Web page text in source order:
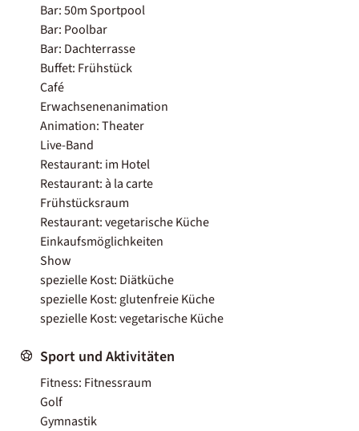
Bar: 50m Sportpool
Bar: Poolbar
Bar: Dachterrasse
Buffet: Frühstück
Café
Erwachsenenanimation
Animation: Theater
Live-Band
Restaurant: im Hotel
Restaurant: à la carte
Frühstücksraum
Restaurant: vegetarische Küche
Einkaufsmöglichkeiten
Show
spezielle Kost: Diätküche
spezielle Kost: glutenfreie Küche
spezielle Kost: vegetarische Küche
Sport und Aktivitäten
Fitness: Fitnessraum
Golf
Gymnastik